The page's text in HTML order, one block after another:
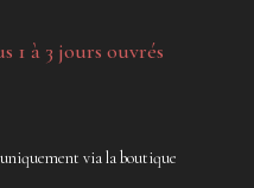
1 à 3 jours ouvrés
via la boutique